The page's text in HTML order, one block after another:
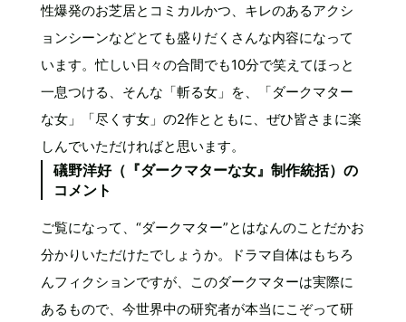
性爆発のお芝居とコミカルかつ、キレのあるアクシ
ョンシーンなどとても盛りだくさんな内容になって
います。忙しい日々の合間でも10分で笑えてほっと
一息つける、そんな「斬る女」を、「ダークマター
な女」「尽くす女」の2作とともに、ぜひ皆さまに楽
しんでいただければと思います。
礒野洋好（『ダークマターな女』制作統括）の
コメント
ご覧になって、“ダークマター”とはなんのことだかお
分かりいただけたでしょうか。ドラマ自体はもちろ
んフィクションですが、このダークマターは実際に
あるもので、今世界中の研究者が本当にこぞって研